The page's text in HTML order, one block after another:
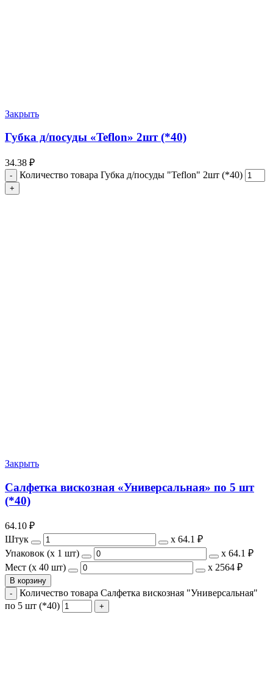
Закрыть
Губка д/посуды «Teflon» 2шт (*40)
34.38 ₽
Количество товара Губка д/посуды "Teflon" 2шт (*40)
Закрыть
Салфетка вискозная «Универсальная» по 5 шт
(*40)
64.10 ₽
Штук
х 64.1 ₽
Упаковок (x 1 шт)
х 64.1 ₽
Мест (x 40 шт)
х 2564 ₽
В корзину
Количество товара Салфетка вискозная "Универсальная"
по 5 шт (*40)